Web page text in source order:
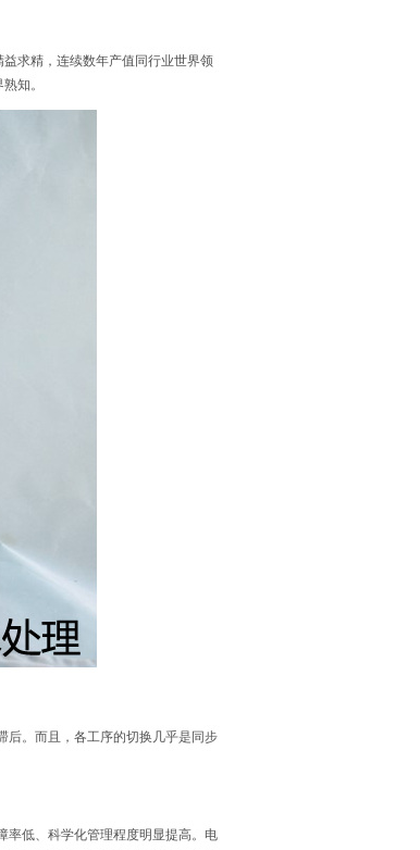
求精，连续数年产值同行业世界领
知。
后。而且，各工序的切换几乎是同步
率低、科学化管理程度明显提高。电